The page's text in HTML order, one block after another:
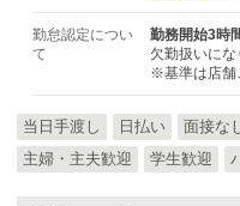
勤怠認定につい
て
勤務開始3時
欠勤扱いにな
※基準は店舗
当日手渡し 日払い 面接な
主婦・主夫歓迎
学生歓迎